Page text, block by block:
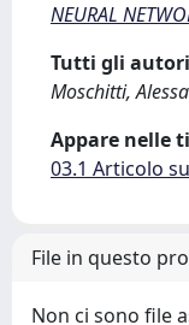
NEURAL
Tutti gli autori
Moschitti,
Appare nelle
03.1 Articolo
File in questo
Non ci sono file